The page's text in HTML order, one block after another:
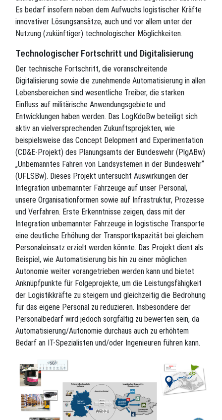
Es bedarf insofern neben dem Aufwuchs logistischer Kräfte
innovativer Lösungsansätze, auch und vor allem unter der
Nutzung (zukünftiger) technologischer Möglichkeiten.
Technologischer Fortschritt und Digitalisierung
Der technische Fortschritt, die voranschreitende
Digitalisierung sowie die zunehmende Automatisierung in allen
Lebensbereichen sind wesentliche Treiber, die starken
Einfluss auf militärische Anwendungsgebiete und
Entwicklungen haben werden. Das LogKdoBw beteiligt sich
aktiv an vielversprechenden Zukunftsprojekten, wie
beispielsweise das Concept Delopment and Experimentation
(CD&E-Projekt) des Planungsamts der Bundeswehr (PlgABw)
„Unbemanntes Fahren von Landsystemen in der Bundeswehr“
(UFLSBw). Dieses Projekt untersucht Auswirkungen der
Integration unbemannter Fahrzeuge auf unser Personal,
unsere Organisationformen sowie auf Infrastruktur, Prozesse
und Verfahren. Erste Erkenntnisse zeigen, dass mit der
Integration unbemannter Fahrzeuge in logistische Transporte
eine deutliche Erhöhung der Transportkapazität bei gleichem
Personaleinsatz erzielt werden könnte. Das Projekt dient als
Beispiel, wie Automatisierung bis hin zu einer möglichen
Autonomie weiter vorangetrieben werden kann und bietet
Anknüpfpunkte für Folgeprojekte, um die Leistungsfähigkeit
der Logistikkräfte zu steigern und gleichzeitig die Bedrohung
für das eigene Personal zu reduzieren. Insbesondere der
Personalbedarf wird jedoch sorgfältig zu bewerten sein, da
Automatisierung/Autonomie durchaus auch zu erhöhtem
Bedarf an IT-Spezialisten und/oder Ingenieuren führen kann.